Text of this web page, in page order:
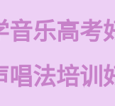
音乐高考
唱法培训